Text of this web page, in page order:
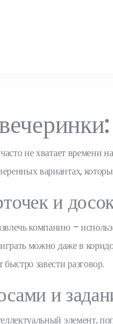
не хватает
вариантах,
и
компанию –
можно даже в
завести разговор.
и
элемент,